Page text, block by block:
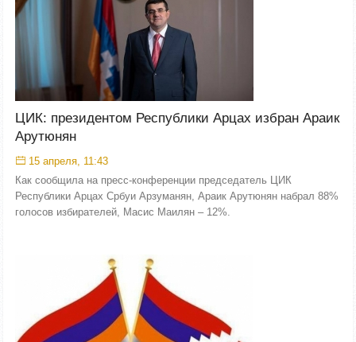
ЦИК: президентом Республики Арцах избран Араик
Арутюнян
15 апреля, 11:43
Как сообщила на пресс-конференции председатель ЦИК
Республики Арцах Србуи Арзуманян, Араик Арутюнян набрал 88%
голосов избирателей, Масис Маилян – 12%.